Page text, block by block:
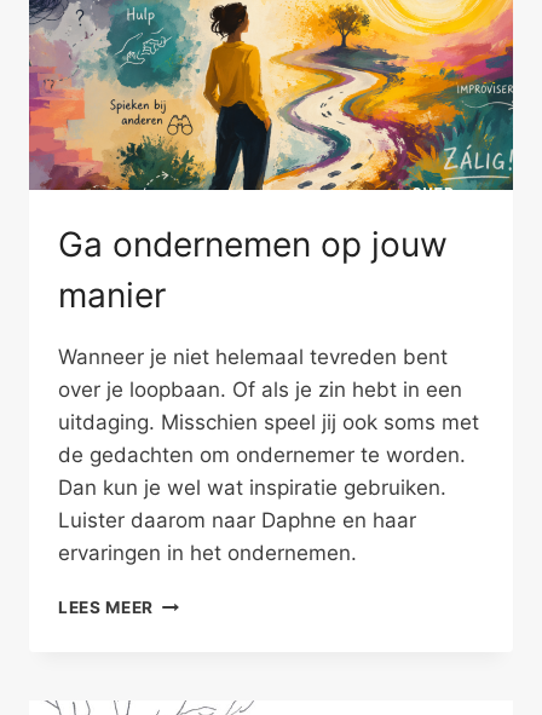
Ga ondernemen op jouw
manier
Wanneer je niet helemaal tevreden bent
over je loopbaan. Of als je zin hebt in een
uitdaging. Misschien speel jij ook soms met
de gedachten om ondernemer te worden.
Dan kun je wel wat inspiratie gebruiken.
Luister daarom naar Daphne en haar
ervaringen in het ondernemen.
LEES MEER GA
MANIER